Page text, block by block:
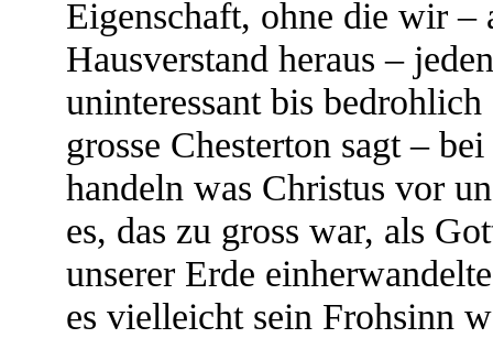
Eigenschaft, ohne die wir –
Hausverstand heraus –
uninteressant bis
grosse Chesterton sagt –
handeln was Christus vor
es, das zu gross war, als
unserer Erde
es vielleicht sein Frohsinn